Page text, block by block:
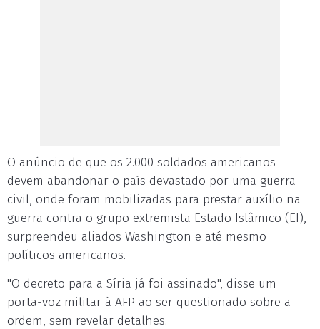
O anúncio de que os 2.000 soldados americanos
devem abandonar o país devastado por uma guerra
civil, onde foram mobilizadas para prestar auxílio na
guerra contra o grupo extremista Estado Islâmico (EI),
surpreendeu aliados Washington e até mesmo
políticos americanos.
"O decreto para a Síria já foi assinado", disse um
porta-voz militar à AFP ao ser questionado sobre a
ordem, sem revelar detalhes.